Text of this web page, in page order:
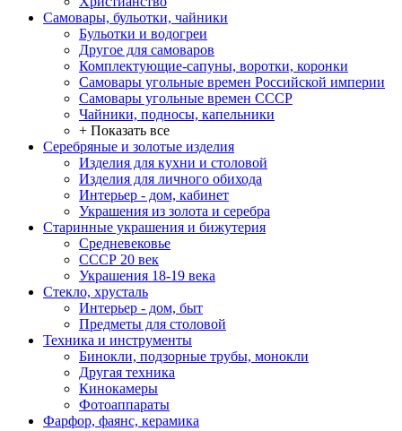
Самовары, бульотки, чайники
Бульотки и водогреи
Другое для самоваров
Комплектующие-сапуны, воротки, коронки
Самовары угольные времен Российской империи
Самовары угольные времен СССР
Чайники, подносы, капельники
+ Показать все
Серебряные и золотые изделия
Изделия для кухни и столовой
Изделия для личного обихода
Интерьер - дом, кабинет
Украшения из золота и серебра
Старинные украшения и бижутерия
Средневековье
СССР 20 век
Украшения 18-19 века
Стекло, хрусталь
Интерьер - дом, быт
Предметы для столовой
Техника и инструменты
Бинокли, подзорные трубы, монокли
Другая техника
Кинокамеры
Фотоаппараты
Фарфор, фаянс, керамика